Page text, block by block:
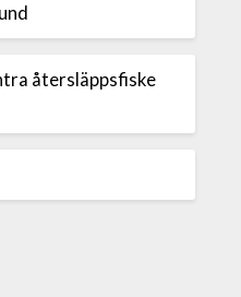
återsläppsfiske